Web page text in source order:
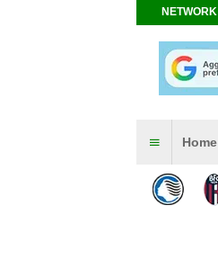
NETWORK
Home